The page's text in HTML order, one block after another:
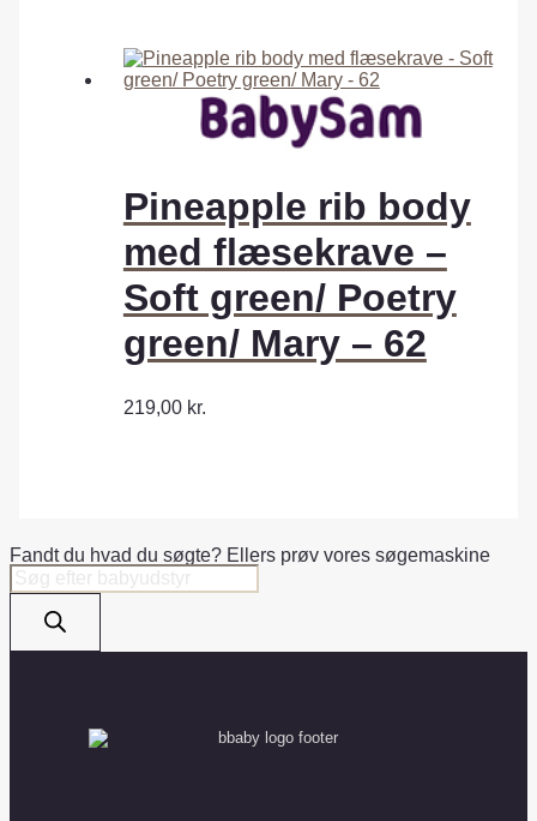
Pineapple rib body
med flæsekrave –
Soft green/ Poetry
green/ Mary – 62
219,00 kr.
Fandt du hvad du søgte? Ellers prøv vores søgemaskine
Products
search